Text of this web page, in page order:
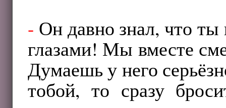
- Он давно знал, что
глазами! Мы вместе
Думаешь у него
тобой, то сразу